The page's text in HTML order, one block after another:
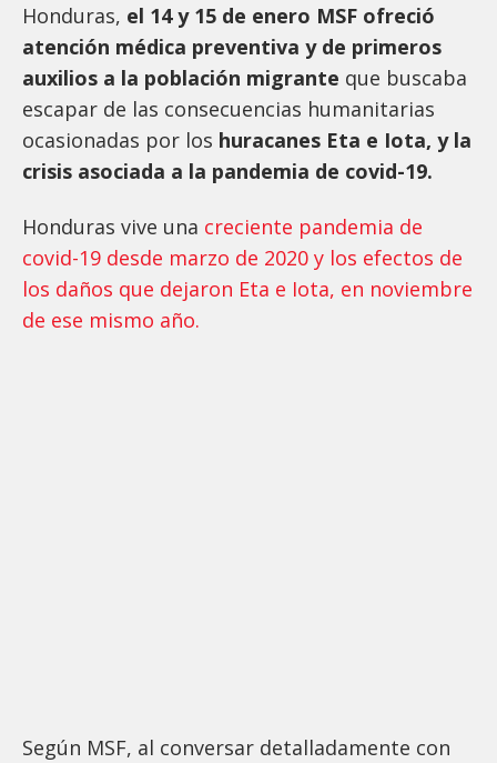
Honduras, el 14 y 15 de enero MSF ofreció
atención médica preventiva y de primeros
auxilios a la población migrante que buscaba
escapar de las consecuencias humanitarias
ocasionadas por los huracanes Eta e Iota, y la
crisis asociada a la pandemia de covid-19.
Honduras vive una creciente pandemia de
covid-19 desde marzo de 2020 y los efectos de
los daños que dejaron Eta e Iota, en noviembre
de ese mismo año.
Según MSF, al conversar detalladamente con